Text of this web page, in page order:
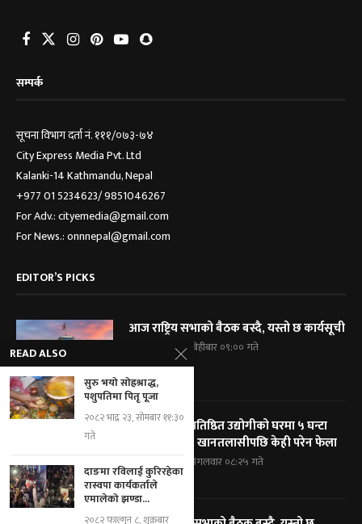
सम्पर्क
सूचना विभाग दर्ता नं. १११/०७३-७४
City Express Media Pvt. Ltd
Kalanki-14 Kathmandu, Nepal
+977 01 5234623/ 9851046267
For Adv.: cityemedia@gmail.com
For News.: onnnepal@gmail.com
EDITOR’S PICKS
आज राष्ट्रिय सभाको बैठक बस्दै, यस्तो छ कार्यसूची
२०८३ श्रावण २१, बिहीबार ०९:०० गते
विराटनगरका प्रतिष्ठित उद्योगीको घरमा ५ घन्टा
प्रहरी घेराबन्दी, खानतलासीपछि केही परेन फेला
२०८३ श्रावण १९, मंगलवार ०८:२५ गते
READ ALSO
सुरु भयो सोह्रश्राद्ध,
पशुपतिमा पितृ पूजा
२०८२ भाद्र २३, सोमबार ११:३०
गते
दाङमा रविलाई कुरिरहेका
रास्वपा कार्यकर्ताले
एमालेको झण्डा...
२०८२ फाल्गुन ८, शुक्रबार